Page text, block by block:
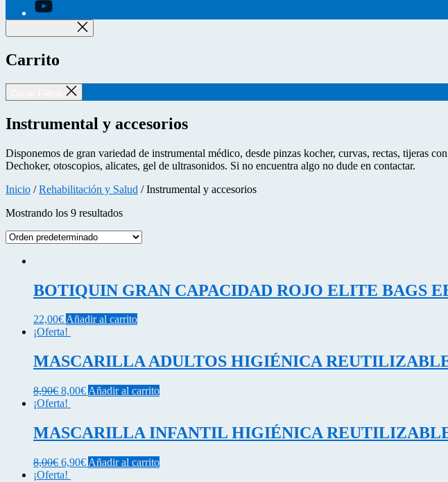
Carrito
Instrumental y accesorios
Disponemos de gran variedad de instrumental médico, desde pinzas kocher, curvas, rectas, tijeras
Dechoker, otoscopios, alicates, gel de ultrasonidos. Si no encuentra algo no dude en contactar.
Inicio /Rehabilitación y Salud / Instrumental y accesorios
Mostrando los 9 resultados
BOTIQUIN GRAN CAPACIDAD ROJO ELITE BAGS
22,00€Añadir al carrito
¡Oferta!
MASCARILLA ADULTOS HIGIÉNICA
8,90€ El
precio
era:
8,90€.
8,00€El
es:
8,00€.
Añadir al carrito
¡Oferta!
MASCARILLA INFANTIL HIGIÉNICA
8,00€ El
precio
6,90€ElAñadir al carrito
¡Oferta!